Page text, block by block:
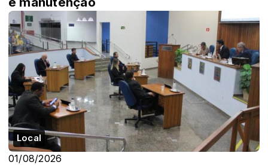
Local
01/08/2026